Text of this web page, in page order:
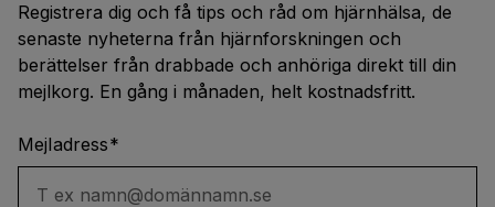
Registrera dig och få tips och råd om hjärnhälsa, de
senaste nyheterna från hjärnforskningen och
berättelser från drabbade och anhöriga direkt till din
mejlkorg. En gång i månaden, helt kostnadsfritt.
Mejladress*
T ex namn@domännamn.se